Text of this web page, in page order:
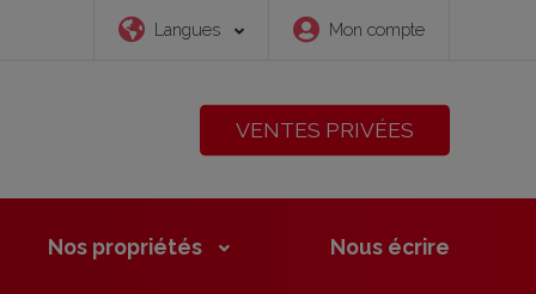
Langues Mon compte
VENTES PRIVÉES
Nos propriétés Nous écrire